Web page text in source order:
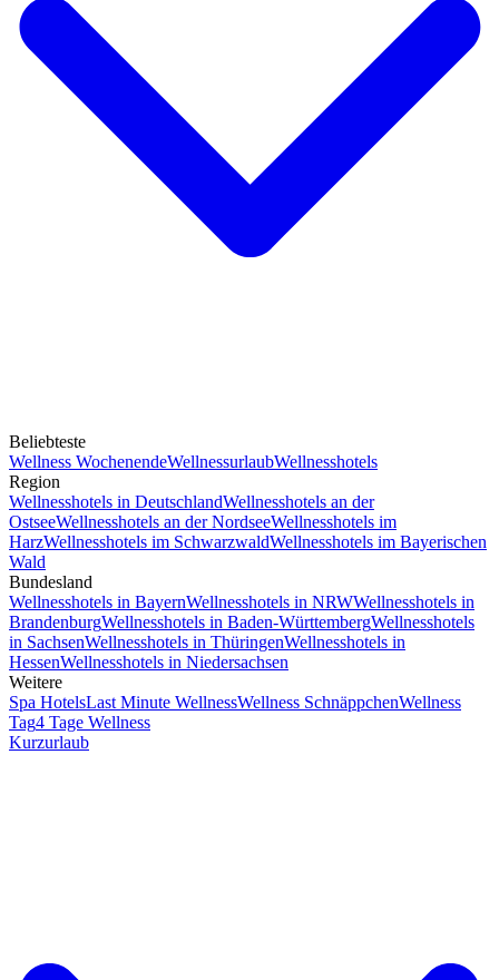
Beliebteste
Wellness WochenendeWellnessurlaubWellnesshotels
Region
Wellnesshotels in DeutschlandWellnesshotels an der
OstseeWellnesshotels an der NordseeWellnesshotels im
HarzWellnesshotels im SchwarzwaldWellnesshotels im Bayerischen
Wald
Bundesland
Wellnesshotels in BayernWellnesshotels in NRWWellnesshotels in
BrandenburgWellnesshotels in Baden-WürttembergWellnesshotels
in SachsenWellnesshotels in ThüringenWellnesshotels in
HessenWellnesshotels in Niedersachsen
Weitere
Spa HotelsLast Minute WellnessWellness SchnäppchenWellness
Tag4 Tage Wellness
Kurzurlaub